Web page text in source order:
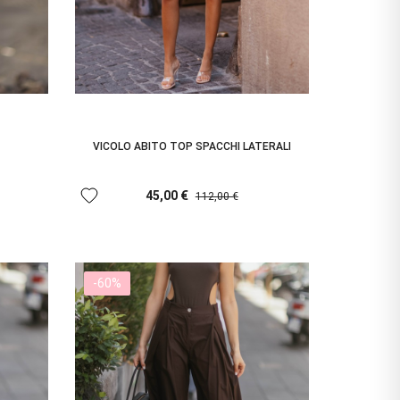
VICOLO ABITO TOP SPACCHI LATERALI
45,00 € 112,00 €
favorite
-60%